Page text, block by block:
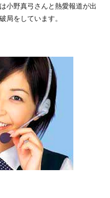
小野真弓さんと熱愛報道が出
局をしています。